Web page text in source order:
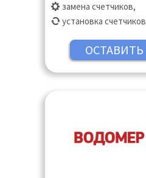
замена счетчиков,
установка счетчиков